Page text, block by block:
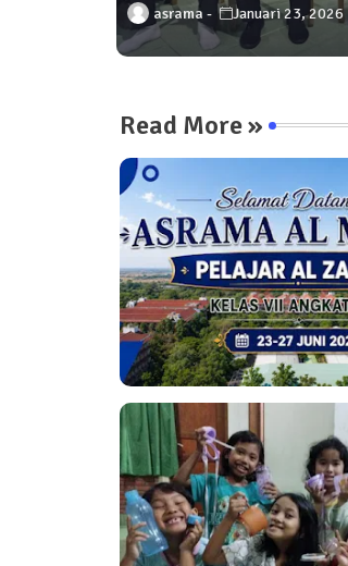
asrama Januari 23, 2026
Read More »